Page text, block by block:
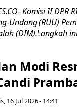
Komisi II
Undang (RUU)
(DIM).Langkah
Modi
16 Jul 2026 - 14:41